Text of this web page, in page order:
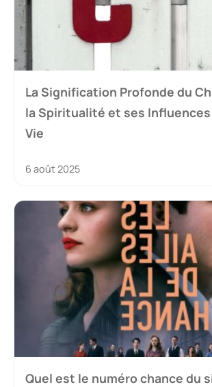
La Signification Profonde du
la Spiritualité et ses
Vie
6 août 2025
Quel est le numéro chance du